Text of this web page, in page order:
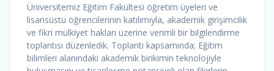
Üniversitemiz Eğitim Fakültesi öğretim üyeleri ve
lisansüstü öğrencilerinin katılımıyla, akademik girişimcilik
ve fikri mülkiyet hakları üzerine verimli bir bilgilendirme
toplantısı düzenledik. Toplantı kapsamında; Eğitim
bilimleri alanındaki akademik birikimin teknolojiyle